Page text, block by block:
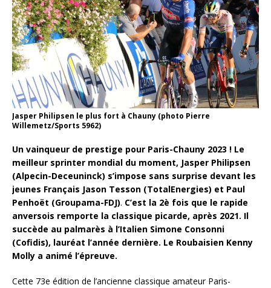
Jasper Philipsen le plus fort à Chauny (photo Pierre
Willemetz/Sports 5962)
Un vainqueur de prestige pour Paris-Chauny 2023 ! Le
meilleur sprinter mondial du moment, Jasper Philipsen
(Alpecin-Deceuninck) s’impose sans surprise devant les
jeunes Français Jason Tesson (TotalEnergies) et Paul
Penhoët (Groupama-FDJ). C’est la 2è fois que le rapide
anversois remporte la classique picarde, après 2021. Il
succède au palmarès à l’Italien Simone Consonni
(Cofidis), lauréat l’année dernière. Le Roubaisien Kenny
Molly a animé l’épreuve.
Cette 73e édition de l’ancienne classique amateur Paris-